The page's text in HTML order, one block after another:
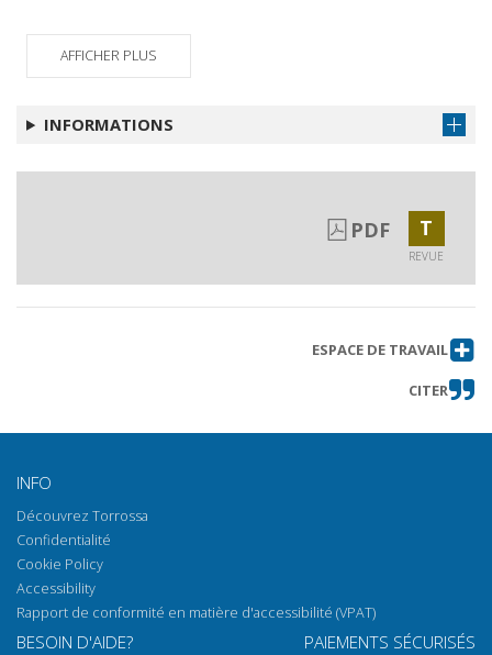
AFFICHER PLUS
INFORMATIONS
PDF T
REVUE
ESPACE DE TRAVAIL
CITER
INFO
Découvrez Torrossa
Confidentialité
Cookie Policy
Accessibility
Rapport de conformité en matière d'accessibilité (VPAT)
BESOIN D'AIDE? PAIEMENTS SÉCURISÉS